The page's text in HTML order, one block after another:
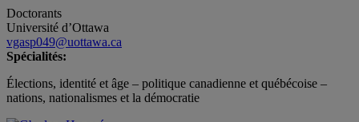
Doctorants
Université d’Ottawa
vgasp049@uottawa.ca
Spécialités:
Élections, identité et âge – politique canadienne et québécoise –
nations, nationalismes et la démocratie